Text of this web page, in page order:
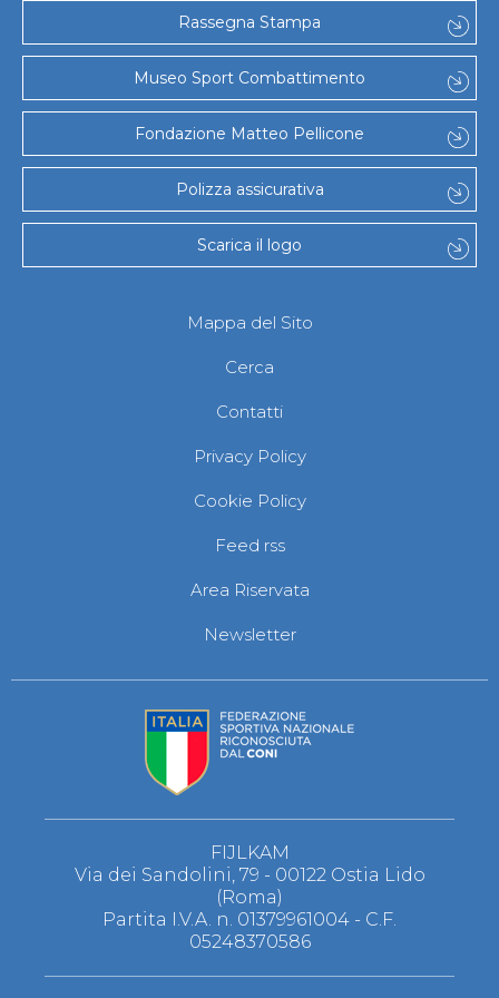
Albi Federali
Arbitri
Lotta
La disciplina
News
Gare e Risultati
Attività Didattica
Albi Federali
Karate
La disciplina
News
Gare e Risultati
Albi Federali
Arti marziali
Aikido
Ju Jitsu
Sumo
Capoeira
Grappling
BJJ
Pancrazio/Pankration
S'istrumpa
News
Calendario Attività
Difesa Personale MGA
La disciplina
News
Merchandising
Contatti
News
Cookies Accept
Newsletter
Webinar
Corsi Monotematici
Corsi di Specializzazione
Corsi FIJLKAM-FISDIR
Corsi Preparatore Fisico
Edutraining class - Didattica infantile
Corso Direttore di Gara
Rassegna Stampa
Museo Sport Combattimento
Fondazione Matteo Pellicone
Polizza assicurativa
Scarica il logo
Mappa del Sito
Cerca
Contatti
Privacy Policy
Cookie Policy
Feed rss
Area Riservata
Newsletter
FIJLKAM
Via dei Sandolini, 79 - 00122 Ostia Lido
(Roma)
Partita I.V.A. n. 01379961004 - C.F.
05248370586